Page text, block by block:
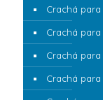
Crachá
Crachá
Crachá
Crachá